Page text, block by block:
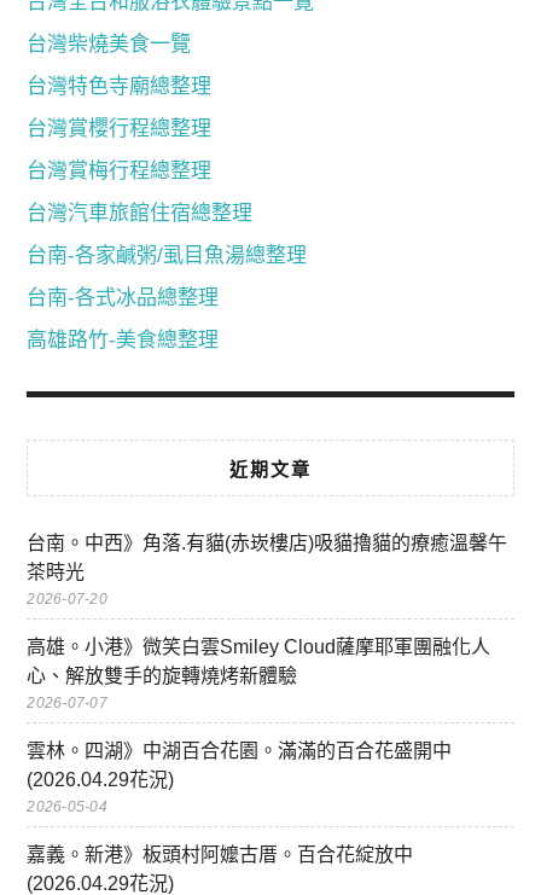
台灣柴燒美食一覽
台灣特色寺廟總整理
台灣賞櫻行程總整理
台灣賞梅行程總整理
台灣汽車旅館住宿總整理
台南-各家鹹粥/虱目魚湯總整理
台南-各式冰品總整理
高雄路竹-美食總整理
近期文章
台南。中西》角落.有貓(赤崁樓店)吸貓擼貓的療癒溫馨午
茶時光
2026-07-20
高雄。小港》微笑白雲Smiley Cloud薩摩耶軍團融化人
心、解放雙手的旋轉燒烤新體驗
2026-07-07
雲林。四湖》中湖百合花園。滿滿的百合花盛開中
(2026.04.29花況)
2026-05-04
嘉義。新港》板頭村阿嬤古厝。百合花綻放中
(2026.04.29花況)